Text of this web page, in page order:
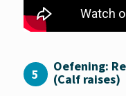
5
Oefening:
(Calf raises)